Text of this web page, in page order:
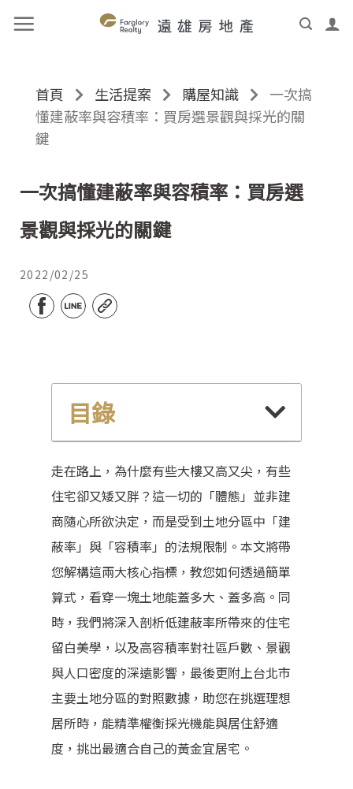
首頁 生活提案 購屋知識
一次搞
懂建蔽率與容積率：買房選景觀與採光的關
鍵
一次搞懂建蔽率與容積率：買房選
景觀與採光的關鍵
2022/02/25
目錄
走在路上，為什麼有些大樓又高又尖，有些
住宅卻又矮又胖？這一切的「體態」並非建
商隨心所欲決定，而是受到土地分區中「建
蔽率」與「容積率」的法規限制。本文將帶
您解構這兩大核心指標，教您如何透過簡單
算式，看穿一塊土地能蓋多大、蓋多高。同
時，我們將深入剖析低建蔽率所帶來的住宅
留白美學，以及高容積率對社區戶數、景觀
與人口密度的深遠影響，最後更附上台北市
主要土地分區的對照數據，助您在挑選理想
居所時，能精準權衡採光機能與居住舒適
度，挑出最適合自己的黃金宜居宅。